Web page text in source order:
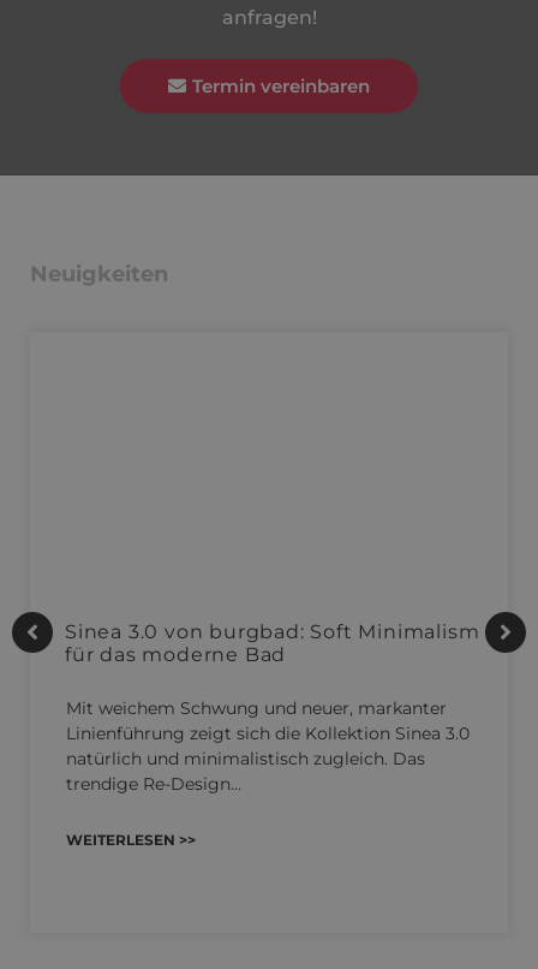
anfragen!
Termin vereinbaren
Neuigkeiten
Sinea 3.0 von burgbad: Soft Minimalism
für das moderne Bad
Mit weichem Schwung und neuer, markanter
Linienführung zeigt sich die Kollektion Sinea 3.0
natürlich und minimalistisch zugleich. Das
trendige Re-Design…
WEITERLESEN >>